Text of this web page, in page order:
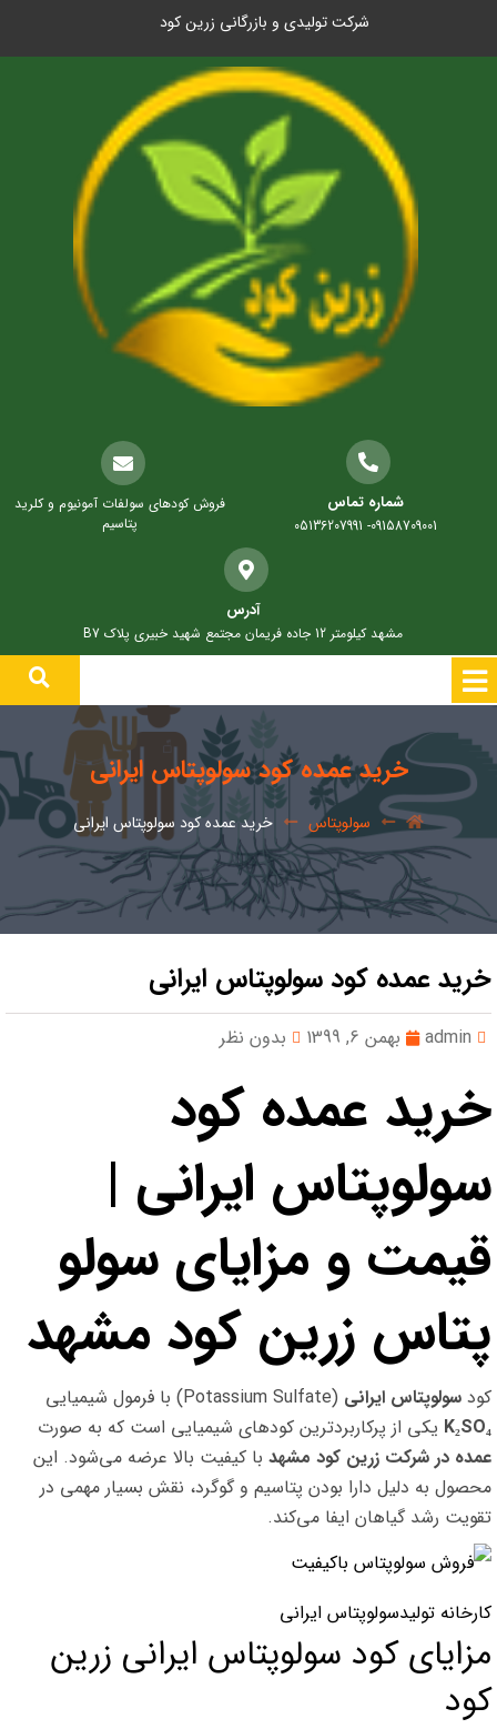
شرکت تولیدی و بازرگانی زرین کود
شماره تماس
09158709001- 05136207991
فروش کودهای سولفات آمونیوم و کلرید
پتاسیم
آدرس
مشهد کیلومتر 12 جاده فریمان مجتمع شهید خبیری پلاک B7
خرید عمده کود سولوپتاس ایرانی
سولوپتاس خرید عمده کود سولوپتاس ایرانی
خرید عمده کود سولوپتاس ایرانی
admin بهمن 6, 1399 بدون نظر
خرید عمده کود
سولوپتاس ایرانی |
قیمت و مزایای سولو
پتاس زرین کود مشهد
کود سولوپتاس ایرانی (Potassium Sulfate) با فرمول شیمیایی
K₂SO₄ یکی از پرکاربردترین کودهای شیمیایی است که به صورت
عمده در شرکت زرین کود مشهد با کیفیت بالا عرضه می‌شود. این
محصول به دلیل دارا بودن پتاسیم و گوگرد، نقش بسیار مهمی در
تقویت رشد گیاهان ایفا می‌کند.
کارخانه تولیدسولوپتاس ایرانی
مزایای کود سولوپتاس ایرانی زرین
کود